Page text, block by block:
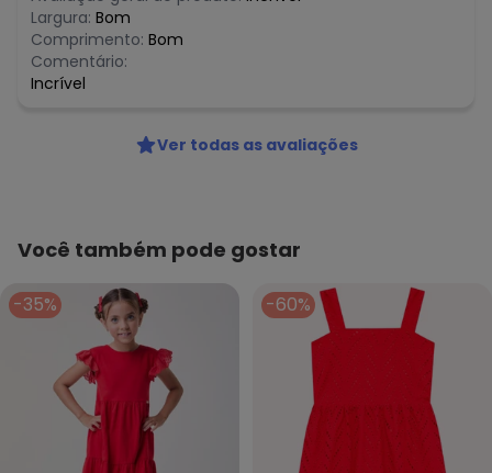
Largura: Bom
Comprimento: Bom
Comentário:
Incrível
Ver todas as avaliações
Você também pode gostar
-35% -60%